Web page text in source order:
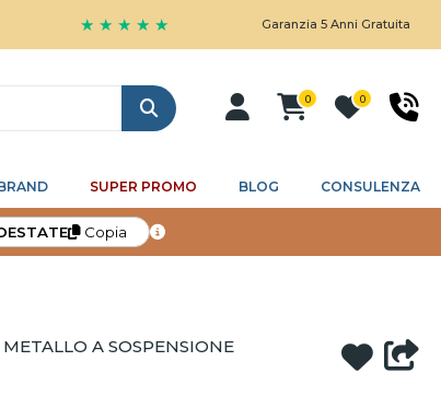
★ ★ ★ ★ ★ Garanzia 5 Anni Gratuita
Cerca
0 0
SUPER PROMO BLOG CONSULENZA
Copia
A SOSPENSIONE